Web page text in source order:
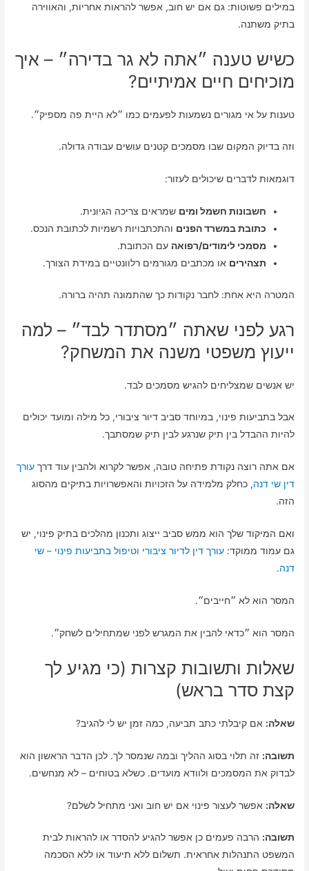
במילים פשוטות: גם אם יש חוב, אפשר להראות אחריות, והאווירה
בתיק משתנה.
כשיש טענה ״אתה לא גר בדירה״ – איך
מוכיחים חיים אמיתיים?
טענות על אי מגורים נשמעות לפעמים כמו ״לא היית פה מספיק״.
וזה בדיוק המקום שבו מסמכים קטנים עושים עבודה גדולה.
דוגמאות לדברים שיכולים לעזור:
חשבונות חשמל ומים שמראים צריכה הגיונית.
כתובת במשרד הפנים והתכתבויות רשמיות לכתובת הנכס.
מסמכי לימודים/רפואה עם הכתובת.
תצהירים או מכתבים מגורמים רלוונטיים במידת הצורך.
המטרה היא אחת: לחבר נקודות כך שהתמונה תהיה ברורה.
רגע לפני שאתה ״מסתדר לבד״ – למה
ייעוץ משפטי משנה את המשחק?
יש אנשים שמצליחים להגיש מסמכים לבד.
אבל בתביעות פינוי, במיוחד סביב דיור ציבורי, כל מילה ומועד יכולים
להיות ההבדל בין תיק שנרגע לבין תיק שמסתבך.
אם אתה רוצה נקודת פתיחה טובה, אפשר לקרוא ולהבין עוד דרךעורך
דין שי דנה, כחלק מלמידה על הזכויות והאפשרויות בתיקים מהסוג
הזה.
ואם המיקוד שלך הוא ממש סביב ייצוג ותכנון מהלכים בתיק פינוי, יש
גם עמוד ממוקד:עורך דין לדיור ציבורי וטיפול בתביעות פינוי – שי
דנה.
המסר הוא לא ״חייבים״.
המסר הוא ״כדאי להבין את המגרש לפני שמתחילים לשחק״.
שאלות ותשובות קצרות (כי מגיע לך
קצת סדר בראש)
שאלה: אם קיבלתי כתב תביעה, כמה זמן יש לי להגיב?
תשובה: זה תלוי בסוג ההליך ובמה שנמסר לך. לכן הדבר הראשון הוא
לבדוק את המסמכים ולוודא מועדים. כשלא בטוחים – לא מנחשים.
שאלה: אפשר לעצור פינוי אם יש חוב ואני מתחיל לשלם?
תשובה: הרבה פעמים כן אפשר להגיע להסדר או להראות לבית
המשפט התנהלות אחראית. תשלום ללא תיעוד או ללא הסכמה